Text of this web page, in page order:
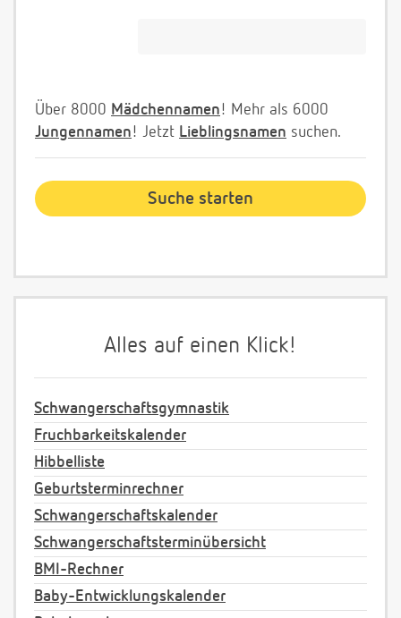
Über 8000 Mädchennamen! Mehr als 6000
Jungennamen! Jetzt Lieblingsnamen suchen.
Alles auf einen Klick!
Schwangerschaftsgymnastik
Fruchbarkeitskalender
Hibbelliste
Geburtsterminrechner
Schwangerschaftskalender
Schwangerschaftsterminübersicht
BMI-Rechner
Baby-Entwicklungskalender